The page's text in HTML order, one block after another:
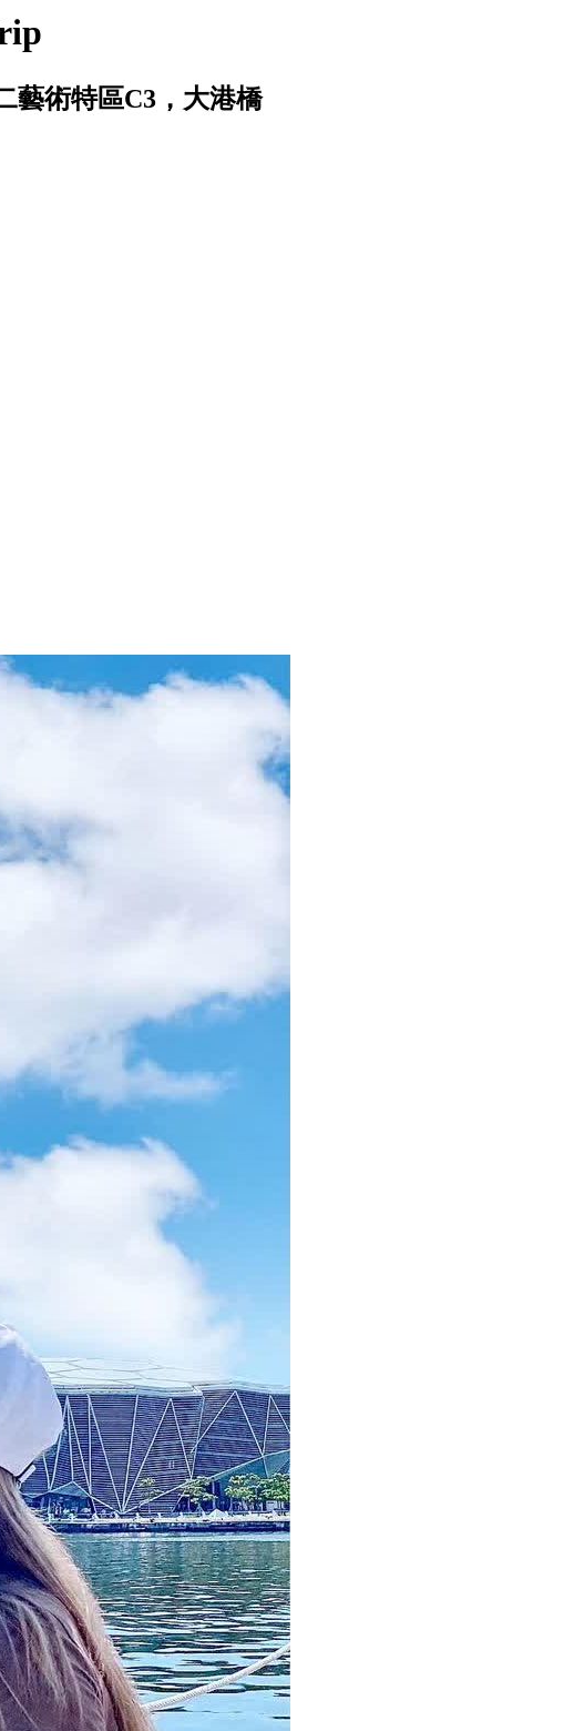
藝術特區C3，大港橋